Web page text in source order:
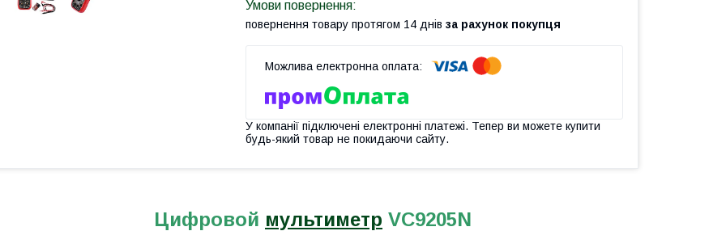
повернення товару протягом 14 днів за рахунок покупця
У компанії підключені електронні платежі. Тепер ви можете купити
будь-який товар не покидаючи сайту.
Цифровой мультиметр VC9205N